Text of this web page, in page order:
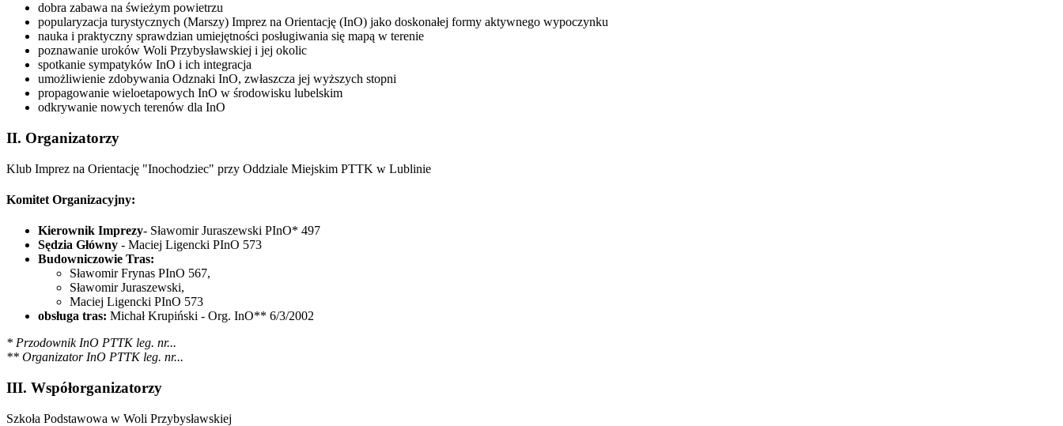
dobra zabawa na świeżym powietrzu
popularyzacja turystycznych (Marszy) Imprez na Orientację (InO) jako doskonałej formy aktywnego wypoczynku
nauka i praktyczny sprawdzian umiejętności posługiwania się mapą w terenie
poznawanie uroków Woli Przybysławskiej i jej okolic
spotkanie sympatyków InO i ich integracja
umożliwienie zdobywania Odznaki InO, zwłaszcza jej wyższych stopni
propagowanie wieloetapowych InO w środowisku lubelskim
odkrywanie nowych terenów dla InO
II. Organizatorzy
Klub Imprez na Orientację "Inochodziec" przy Oddziale Miejskim PTTK w Lublinie
Komitet Organizacyjny:
Kierownik Imprezy- Sławomir Juraszewski PInO* 497
Sędzia Główny - Maciej Ligencki PInO 573
Budowniczowie Tras:
Sławomir Frynas PInO 567,
Sławomir Juraszewski,
Maciej Ligencki PInO 573
obsługa tras: Michał Krupiński - Org. InO** 6/3/2002
* Przodownik InO PTTK leg. nr...
** Organizator InO PTTK leg. nr...
III. Współorganizatorzy
Szkoła Podstawowa w Woli Przybysławskiej